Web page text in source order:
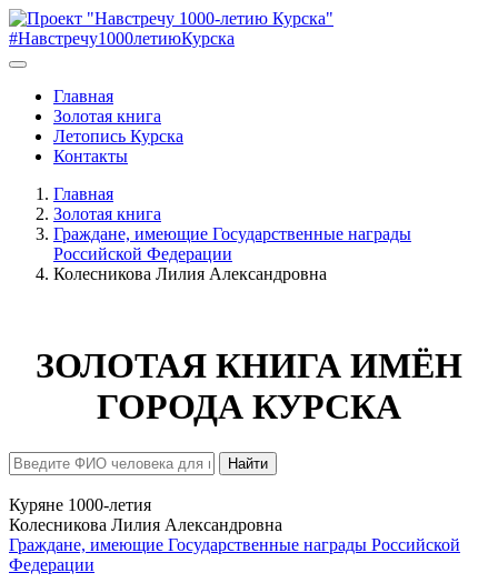
#Навстречу1000летиюКурска
Главная
Золотая книга
Летопись Курска
Контакты
Главная
Золотая книга
Граждане, имеющие Государственные награды
Российской Федерации
Колесникова Лилия Александровна
ЗОЛОТАЯ КНИГА ИМЁН
ГОРОДА КУРСКА
Найти
Куряне 1000-летия
Колесникова Лилия Александровна
Граждане, имеющие Государственные награды Российской
Федерации